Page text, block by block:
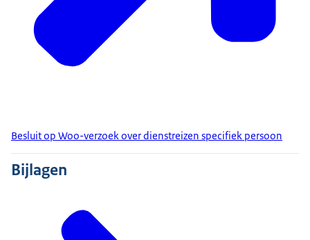
Besluit op Woo-verzoek over dienstreizen specifiek persoon
Bijlagen